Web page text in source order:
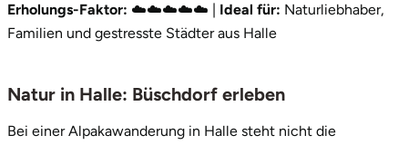
Erholungs-Faktor: ☁️☁️☁️☁️☁️ | Ideal für: Naturliebhaber,
Familien und gestresste Städter aus Halle
Natur in Halle: Büschdorf erleben
Bei einer Alpakawanderung in Halle steht nicht die
Stade